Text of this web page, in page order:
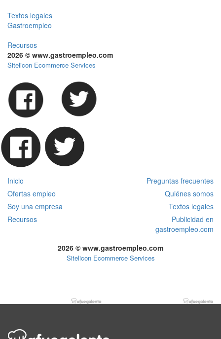
Textos legales
Gastroempleo
Recursos
2026 © www.gastroempleo.com
Sitelicon Ecommerce Services
Inicio
Preguntas frecuentes
Ofertas empleo
Quiénes somos
Soy una empresa
Textos legales
Recursos
Publicidad en
gastroempleo.com
2026 © www.gastroempleo.com
Sitelicon Ecommerce Services